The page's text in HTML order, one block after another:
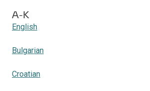
A-K
English
Bulgarian
Croatian